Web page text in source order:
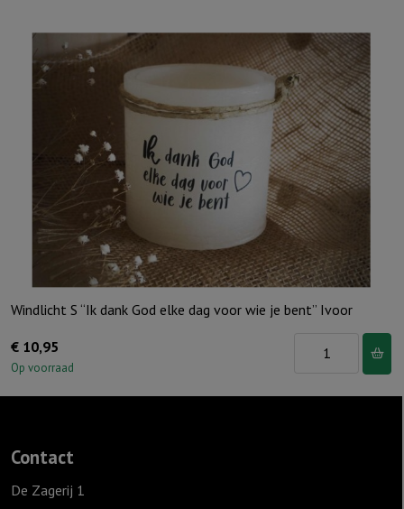
Windlicht S “Ik dank God elke dag voor wie je bent” Ivoor
€ 10,95
Op voorraad
Windlicht
"Ik
Contact
De Zagerij 1